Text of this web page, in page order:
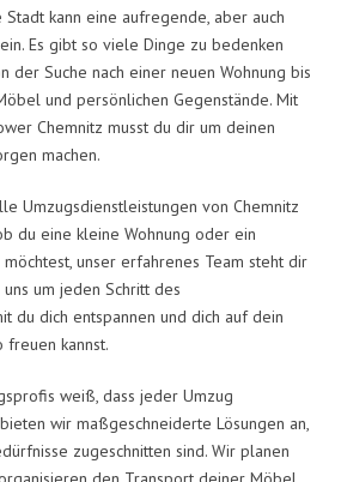
Stadt kann eine aufregende, aber auch
Es gibt so viele Dinge zu bedenken
der Suche nach einer neuen Wohnung bis
und persönlichen Gegenstände. Mit
Chemnitz musst du dir um deinen
machen.
Umzugsdienstleistungen von Chemnitz
du eine kleine Wohnung oder ein
unser erfahrenes Team steht dir
um jeden Schritt des
du dich entspannen und dich auf dein
freuen kannst.
weiß, dass jeder Umzug
wir maßgeschneiderte Lösungen an,
zugeschnitten sind. Wir planen